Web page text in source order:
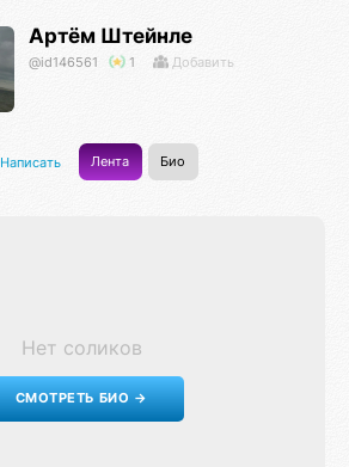
Артём Штейнле
@id146561 1 Добавить
Написать Лента Био
Нет соликов
СМОТРЕТЬ БИО →